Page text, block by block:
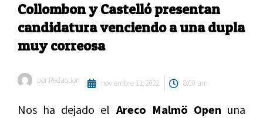
Collombon y Castelló presentan
candidatura venciendo a una dupla
muy correosa
por Redaccion noviembre 11, 2022 8:00 am
Nos ha dejado el Areco Malmö Open una